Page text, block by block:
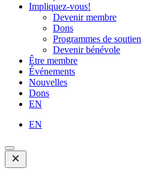
Impliquez-vous!
Devenir membre
Dons
Programmes de soutien
Devenir bénévole
Être membre
Événements
Nouvelles
Dons
EN
EN
Open
Mobile
Menu